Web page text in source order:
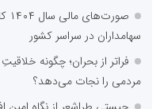
مهمترین نیازمندی ساختار
گزینه است؟
راه اندازی خبرگزاری داخلی
همراهی شبکه های اجتماعی و
آرشیو غنی و قابل دسترس